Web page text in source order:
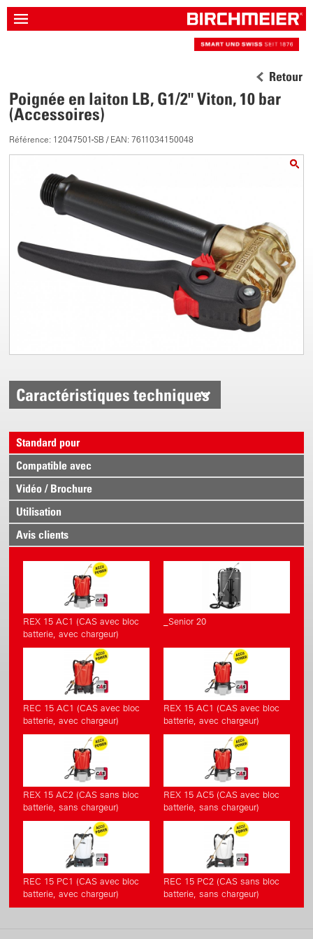
Retour
Poignée en laiton LB, G1/2" Viton, 10 bar
(Accessoires)
Référence: 12047501-SB / EAN: 7611034150048
Caractéristiques techniques
Standard pour
Compatible avec
Vidéo / Brochure
Utilisation
Avis clients
REX 15 AC1 (CAS avec bloc
batterie, avec chargeur)
_Senior 20
REC 15 AC1 (CAS avec bloc
batterie, avec chargeur)
REX 15 AC1 (CAS avec bloc
batterie, avec chargeur)
REX 15 AC2 (CAS sans bloc
batterie, sans chargeur)
REX 15 AC5 (CAS avec bloc
batterie, sans chargeur)
REC 15 PC1 (CAS avec bloc
batterie, avec chargeur)
REC 15 PC2 (CAS sans bloc
batterie, sans chargeur)